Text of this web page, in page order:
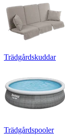
Trädgårdskuddar
Trädgårdspooler